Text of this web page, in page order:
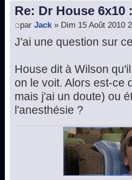
Re: Dr House 6x10
par Jack» Dim 15 Août 2010
J'ai une question sur
House dit à Wilson
on le voit. Alors est-ce
mais j'ai un doute) ou
l'anesthésie ?